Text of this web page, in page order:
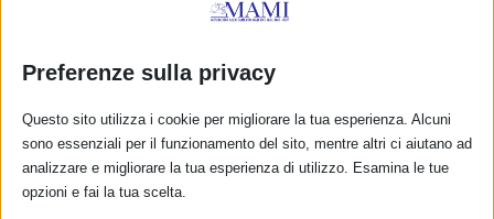
Preferenze sulla privacy
Questo sito utilizza i cookie per migliorare la tua esperienza. Alcuni
sono essenziali per il funzionamento del sito, mentre altri ci aiutano ad
analizzare e migliorare la tua esperienza di utilizzo. Esamina le tue
opzioni e fai la tua scelta.